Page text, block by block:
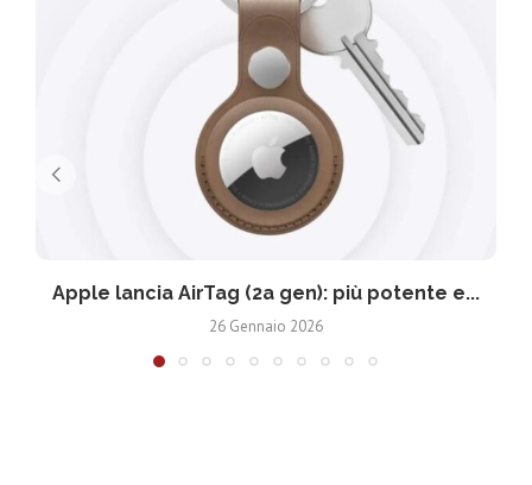
Apple lancia AirTag (2a gen): più potente e...
26 Gennaio 2026